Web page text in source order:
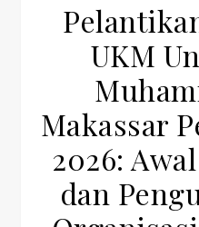
UKM
Makassar
2026:
dan